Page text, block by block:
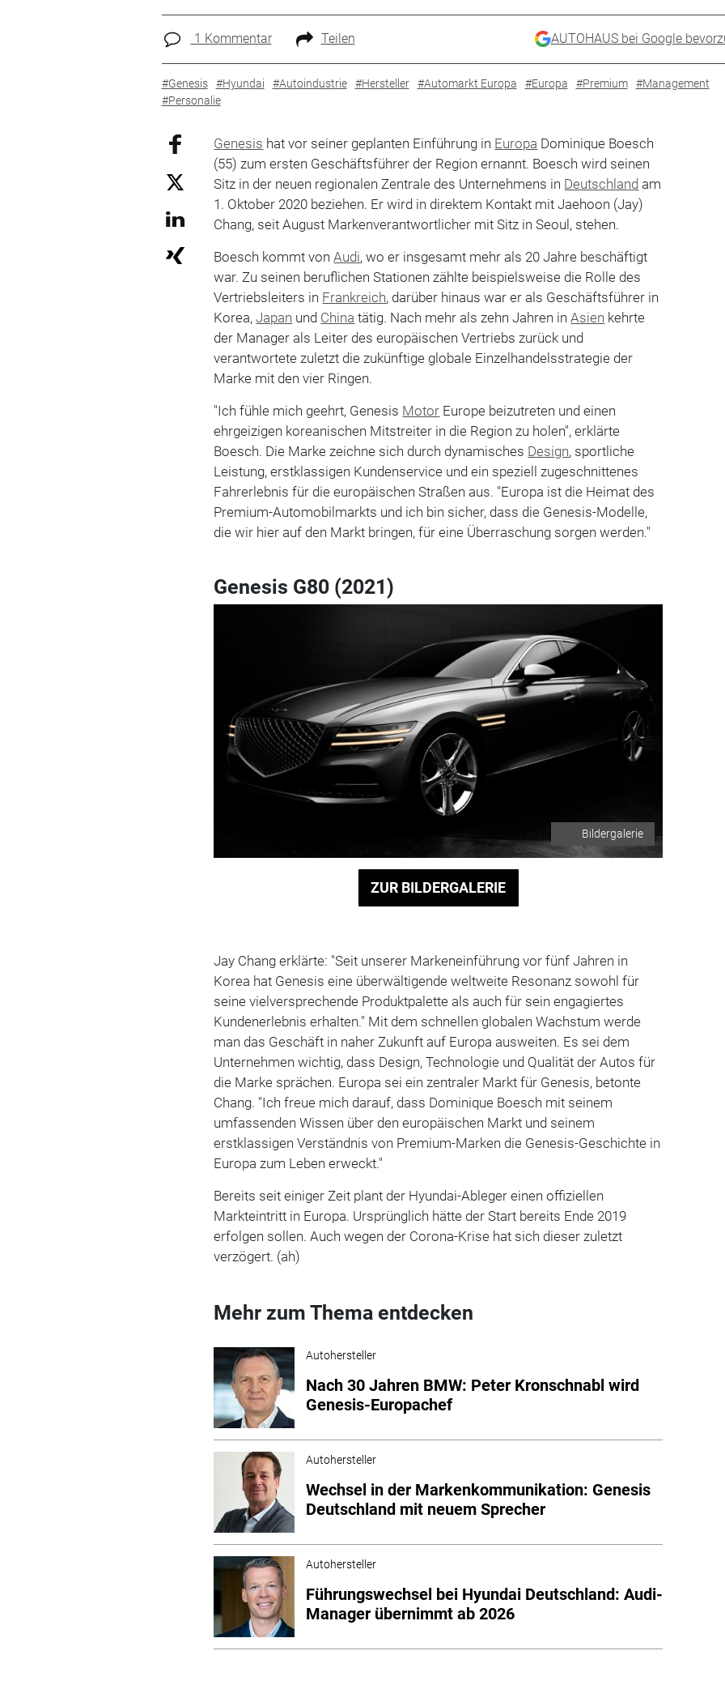
1 Kommentar Teilen AUTOHAUS bei Google
#Genesis #Hyundai #Autoindustrie #Hersteller #Automarkt Europa #Europa #Premium
#Management
#Personalie
Genesis hat vor seiner geplanten Einführung in Europa Dominique Boesch
(55) zum ersten Geschäftsführer der Region ernannt. Boesch wird seinen
Sitz in der neuen regionalen Zentrale des Unternehmens in Deutschland am
1. Oktober 2020 beziehen. Er wird in direktem Kontakt mit Jaehoon (Jay)
Chang, seit August Markenverantwortlicher mit Sitz in Seoul, stehen.
Boesch kommt vonAudi, wo er insgesamt mehr als 20 Jahre beschäftigt
war. Zu seinen beruflichen Stationen zählte beispielsweise die Rolle des
Vertriebsleiters in Frankreich, darüber hinaus war er als Geschäftsführer in
Korea,Japan und China tätig. Nach mehr als zehn Jahren inAsien kehrte
der Manager als Leiter des europäischen Vertriebs zurück und
verantwortete zuletzt die zukünftige globale Einzelhandelsstrategie der
Marke mit den vier Ringen.
"Ich fühle mich geehrt, Genesis Motor Europe beizutreten und einen
ehrgeizigen koreanischen Mitstreiter in die Region zu holen", erklärte
Boesch. Die Marke zeichne sich durch dynamisches Design, sportliche
Leistung, erstklassigen Kundenservice und ein speziell zugeschnittenes
Fahrerlebnis für die europäischen Straßen aus. "Europa ist die Heimat des
Premium-Automobilmarkts und ich bin sicher, dass die Genesis-Modelle,
die wir hier auf den Markt bringen, für eine Überraschung sorgen werden."
Genesis G80 (2021)
Bildergalerie
ZUR BILDERGALERIE
Jay Chang erklärte: "Seit unserer Markeneinführung vor fünf Jahren in
Korea hat Genesis eine überwältigende weltweite Resonanz sowohl für
seine vielversprechende Produktpalette als auch für sein engagiertes
Kundenerlebnis erhalten." Mit dem schnellen globalen Wachstum werde
man das Geschäft in naher Zukunft auf Europa ausweiten. Es sei dem
Unternehmen wichtig, dass Design, Technologie und Qualität der Autos für
die Marke sprächen. Europa sei ein zentraler Markt für Genesis, betonte
Chang. "Ich freue mich darauf, dass Dominique Boesch mit seinem
umfassenden Wissen über den europäischen Markt und seinem
erstklassigen Verständnis von Premium-Marken die Genesis-Geschichte in
Europa zum Leben erweckt."
Bereits seit einiger Zeit plant der Hyundai-Ableger einen offiziellen
Markteintritt in Europa. Ursprünglich hätte der Start bereits Ende 2019
erfolgen sollen. Auch wegen der Corona-Krise hat sich dieser zuletzt
verzögert. (ah)
Mehr zum Thema entdecken
Autohersteller
Nach 30 Jahren BMW: Peter Kronschnabl wird
Genesis-Europachef
Autohersteller
Wechsel in der Markenkommunikation: Genesis
Deutschland mit neuem Sprecher
Autohersteller
Führungswechsel bei Hyundai Deutschland: Audi-
Manager übernimmt ab 2026